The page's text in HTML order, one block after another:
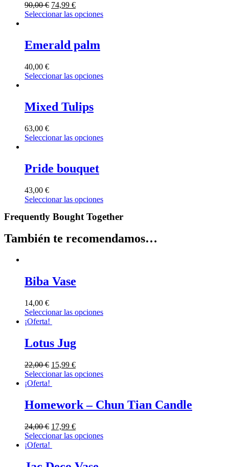
90,00€ 74,99 €
Seleccionar las opciones
Emerald palm
40,00 €
Seleccionar las opciones
Mixed Tulips
63,00 €
Seleccionar las opciones
Pride bouquet
43,00 €
Seleccionar las opciones
Frequently Bought Together
También te recomendamos…
Biba Vase
14,00 €
Seleccionar las opciones
¡Oferta!
Lotus Jug
22,00€ 15,99 €
Seleccionar las opciones
¡Oferta!
Homework – Chun Tian Candle
24,00€ 17,99 €
Seleccionar las opciones
¡Oferta!